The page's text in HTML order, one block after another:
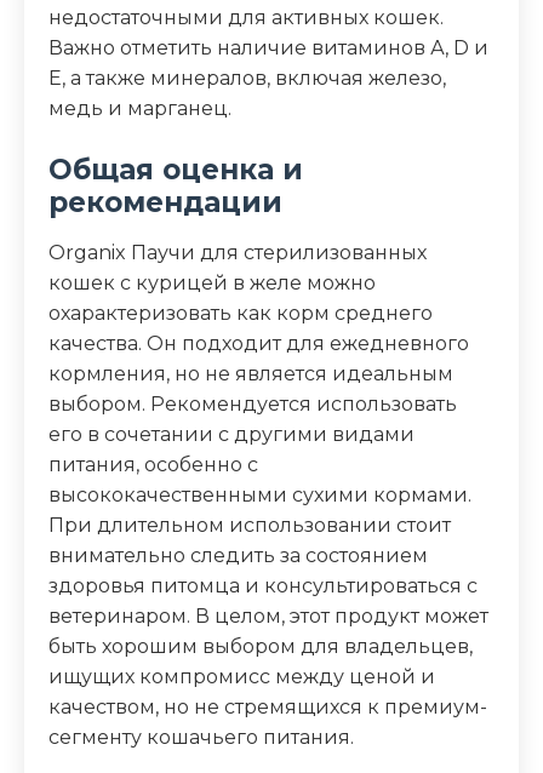
недостаточными для активных кошек.
Важно отметить наличие витаминов А, D и
Е, а также минералов, включая железо,
медь и марганец.
Общая оценка и
рекомендации
Organix Паучи для стерилизованных
кошек с курицей в желе можно
охарактеризовать как корм среднего
качества. Он подходит для ежедневного
кормления, но не является идеальным
выбором. Рекомендуется использовать
его в сочетании с другими видами
питания, особенно с
высококачественными сухими кормами.
При длительном использовании стоит
внимательно следить за состоянием
здоровья питомца и консультироваться с
ветеринаром. В целом, этот продукт может
быть хорошим выбором для владельцев,
ищущих компромисс между ценой и
качеством, но не стремящихся к премиум-
сегменту кошачьего питания.